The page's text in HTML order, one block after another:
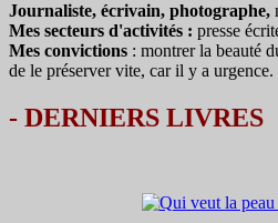
Journaliste, écrivain, photographe,
Mes secteurs d'activités : presse
Mes convictions : montrer la beauté
de le préserver vite, car il y a urgence.
- DERNIERS LIVRES